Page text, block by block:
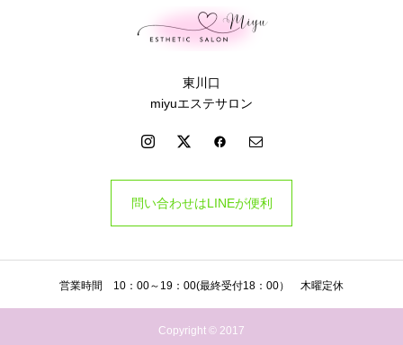
東川口
miyuエステサロン
問い合わせはLINEが便利
営業時間 10：00～19：00(最終受付18：00） 木曜定休
Copyright © 2017